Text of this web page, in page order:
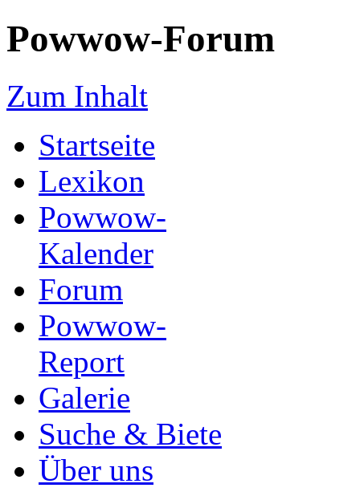
Powwow-Forum
Zum Inhalt
Startseite
Lexikon
Powwow-
Kalender
Forum
Powwow-
Report
Galerie
Suche & Biete
Über uns